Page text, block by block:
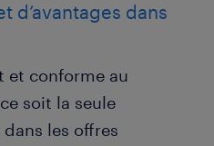
d’avantages dans
et conforme au
soit la seule
les offres